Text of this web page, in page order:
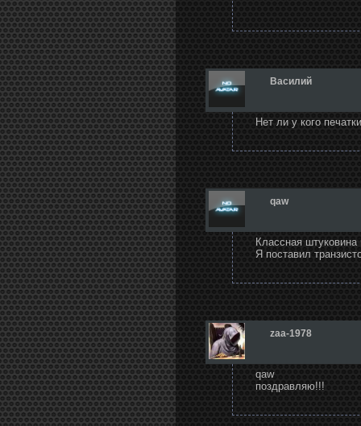
Василий
Нет ли у кого
qaw
Классная
Я поставил
zaa-1978
qaw
поздравляю!!!